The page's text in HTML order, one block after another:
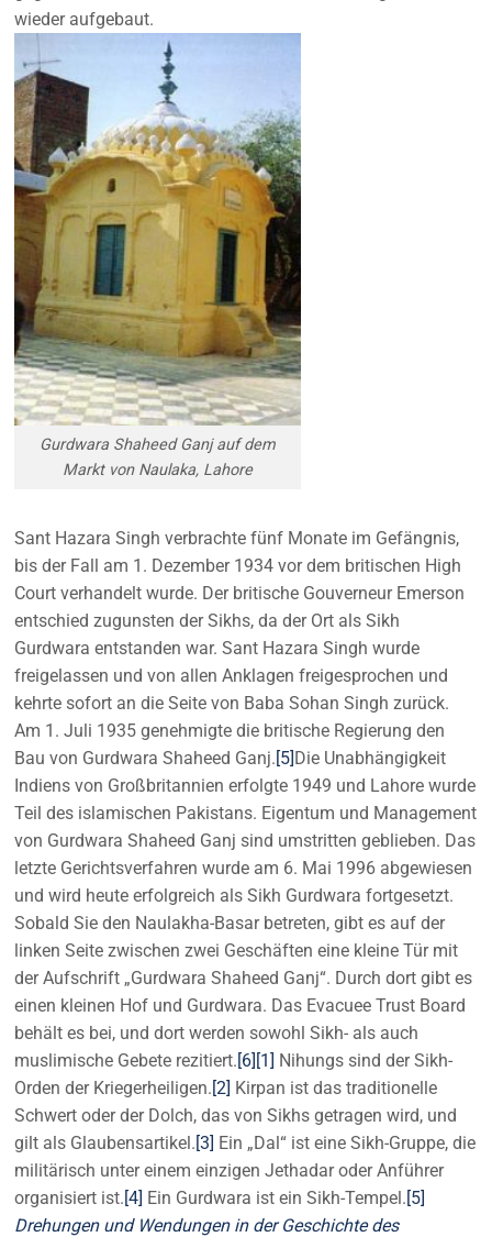
wieder aufgebaut.
Gurdwara Shaheed Ganj auf dem
Markt von Naulaka, Lahore
Sant Hazara Singh verbrachte fünf Monate im Gefängnis,
bis der Fall am 1. Dezember 1934 vor dem britischen High
Court verhandelt wurde. Der britische Gouverneur Emerson
entschied zugunsten der Sikhs, da der Ort als Sikh
Gurdwara entstanden war. Sant Hazara Singh wurde
freigelassen und von allen Anklagen freigesprochen und
kehrte sofort an die Seite von Baba Sohan Singh zurück.
Am 1. Juli 1935 genehmigte die britische Regierung den
Bau von Gurdwara Shaheed Ganj.[5]Die Unabhängigkeit
Indiens von Großbritannien erfolgte 1949 und Lahore wurde
Teil des islamischen Pakistans. Eigentum und Management
von Gurdwara Shaheed Ganj sind umstritten geblieben. Das
letzte Gerichtsverfahren wurde am 6. Mai 1996 abgewiesen
und wird heute erfolgreich als Sikh Gurdwara fortgesetzt.
Sobald Sie den Naulakha-Basar betreten, gibt es auf der
linken Seite zwischen zwei Geschäften eine kleine Tür mit
der Aufschrift „Gurdwara Shaheed Ganj“. Durch dort gibt es
einen kleinen Hof und Gurdwara. Das Evacuee Trust Board
behält es bei, und dort werden sowohl Sikh- als auch
muslimische Gebete rezitiert.[6] [1] Nihungs sind der Sikh-
Orden der Kriegerheiligen.[2] Kirpan ist das traditionelle
Schwert oder der Dolch, das von Sikhs getragen wird, und
gilt als Glaubensartikel.[3] Ein „Dal“ ist eine Sikh-Gruppe, die
militärisch unter einem einzigen Jethadar oder Anführer
organisiert ist.[4] Ein Gurdwara ist ein Sikh-Tempel.[5]
Drehungen und Wendungen in der Geschichte des